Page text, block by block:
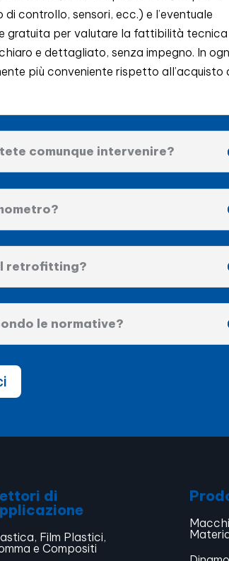
controllo, sensori, ecc.) e l’eventuale
gratuita per valutare la fattibilità tecnica
e dettagliato, senza impegno. In
più conveniente rispetto all’acquisto
comunque intervenire?
retrofitting?
le normative?
di
Film Plastici,
e Compositi